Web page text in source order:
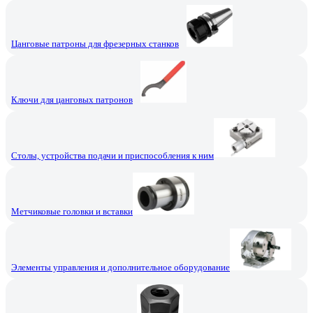
Цанговые патроны для фрезерных станков
Ключи для цанговых патронов
Столы, устройства подачи и приспособления к ним
Метчиковые головки и вставки
Элементы управления и дополнительное оборудование